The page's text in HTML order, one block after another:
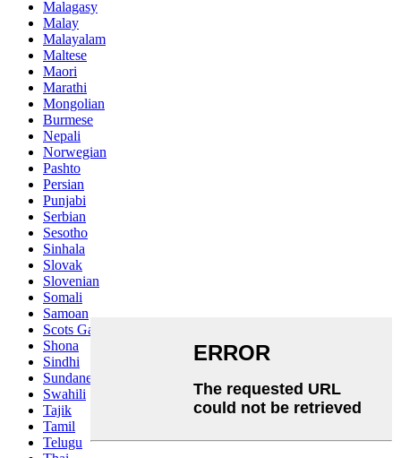
Malagasy
Malay
Malayalam
Maltese
Maori
Marathi
Mongolian
Burmese
Nepali
Norwegian
Pashto
Persian
Punjabi
Serbian
Sesotho
Sinhala
Slovak
Slovenian
Somali
Samoan
Scots Gaelic
Shona
Sindhi
Sundanese
Swahili
Tajik
Tamil
Telugu